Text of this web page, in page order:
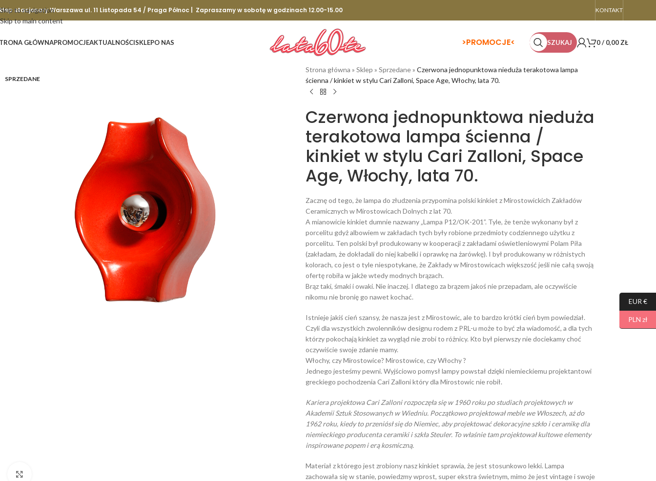
Skip to navigation
Skip to main content
stacjonary Warszawa ul. 11 Listopada 54 / Praga Północ | Zapraszamy w sobotę w godzinach 12.00-15.00 KONTAKT
GŁÓWNAPROMOCJEAKTUALNOŚCISKLEPO NAS >PROMOCJE< SZUKAJ 0/ 0,00 ZŁ
SPRZEDANE
Strona główna » Sklep » Sprzedane» Czerwona jednopunktowa nieduża terakotowa lampa
ścienna / kinkiet w stylu Cari Zalloni, Space Age, Włochy, lata 70.
Czerwona jednopunktowa nieduża
terakotowa lampa ścienna /
kinkiet w stylu Cari Zalloni, Space
Age, Włochy, lata 70.
Zacznę od tego, że lampa do złudzenia przypomina polski kinkiet z Mirostowickich Zakładów
Ceramicznych w Mirostowicach Dolnych z lat 70.
A mianowicie kinkiet dumnie nazwany „Lampa P12/OK-201”. Tyle, że tenże wykonany był z
porcelitu gdyż albowiem w zakładach tych były robione przedmioty codziennego użytku z
porcelitu. Ten polski był produkowany w kooperacji z zakładami oświetleniowymi Polam Piła
(zakładam, że dokładali do niej kabelki i oprawkę na żarówkę). I był produkowany w różnistych
kolorach, co jest o tyle niespotykane, że Zakłady w Mirostowicach większość jeśli nie całą swoją
ofertę robiła w jakże wtedy modnych brązach.
Brąz taki, śmaki i owaki. Nie inaczej. I dlatego za brązem jakoś nie przepadam, ale oczywiście
nikomu nie bronię go nawet kochać.
Istnieje jakiś cień szansy, że nasza jest z Mirostowic, ale to bardzo krótki cień bym powiedział.
Czyli dla wszystkich zwolenników designu rodem z PRL-u może to być zła wiadomość, a dla tych
którzy pokochają kinkiet za wygląd nie zrobi to różnicy. Kto był pierwszy nie dociekamy choć
oczywiście swoje zdanie mamy.
Włochy, czy Mirostowice? Mirostowice, czy Włochy ?
Jednego jesteśmy pewni. Wyjściowo pomysł lampy powstał dzięki niemieckiemu projektantowi
greckiego pochodzenia Cari Zalloni który dla Mirostowic nie robił.
Kariera projektowa Cari Zalloni rozpoczęła się w 1960 roku po studiach projektowych w
Akademii Sztuk Stosowanych w Wiedniu. Początkowo projektował meble we Włoszech, aż do
1962 roku, kiedy to przeniósł się do Niemiec, aby projektować dekoracyjne szkło i ceramikę dla
niemieckiego producenta ceramiki i szkła Steuler. To właśnie tam projektował kultowe elementy
inspirowane popem i erą kosmiczną.
Materiał z którego jest zrobiony nasz kinkiet sprawia, że jest stosunkowo lekki. Lampa
zachowała się w stanie, powiedzmy wprost, super ekstra świetnym, mimo że jest vintage i swoje
EUR €
PLN zł